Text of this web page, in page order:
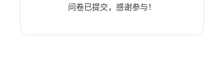
问卷已提交，感谢参与！